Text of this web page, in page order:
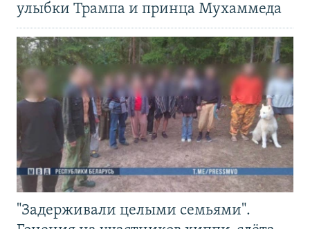
улыбки Трампа и принца Мухаммеда
"Задерживали целыми семьями".